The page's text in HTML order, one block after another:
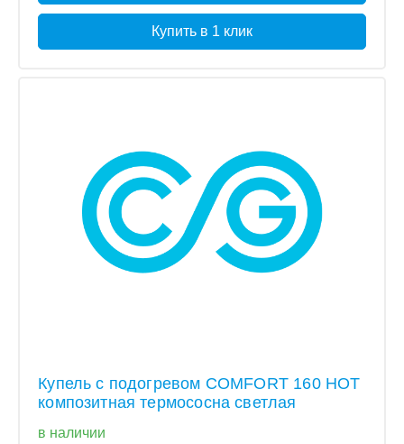
Купить в 1 клик
Купель с подогревом COMFORT 160 HOT
композитная термососна светлая
в наличии